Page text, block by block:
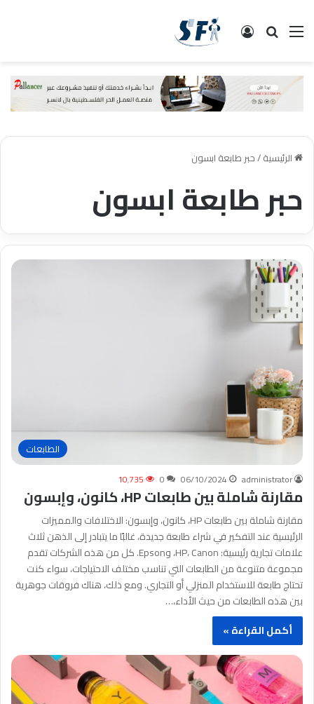
القائمة البحث تسجيل الدخول
الرئيسية/حبر طابعة ابسون
حبر طابعة ابسون
الطابعات
administrator
06/10/2024
0 10٬735
مقارنة شاملة بين طابعات HP، كانون، وإبسون
مقارنة شاملة بين طابعات HP، كانون، وإبسون: الاختلافات والمميزات
الرئيسية عند التفكير في شراء طابعة جديدة، غالبًا ما يتبادر إلى الذهن ثلاث
علامات تجارية رئيسية: HP، Canon، وEpson. كل من هذه الشركات تقدم
مجموعة متنوعة من الطابعات التي تناسب مختلف الاحتياجات، سواء كنت
تحتاج طابعة للاستخدام المنزلي أو التجاري. ومع ذلك، هناك فروقات جوهرية
بين هذه الطابعات من حيث الأداء،…
أكمل القراءة »